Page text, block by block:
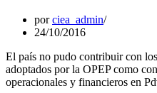
porciea_admin
24/10/2016
El país no pudo contribuir con
adoptados por la OPEP como
operacionales y financieros en